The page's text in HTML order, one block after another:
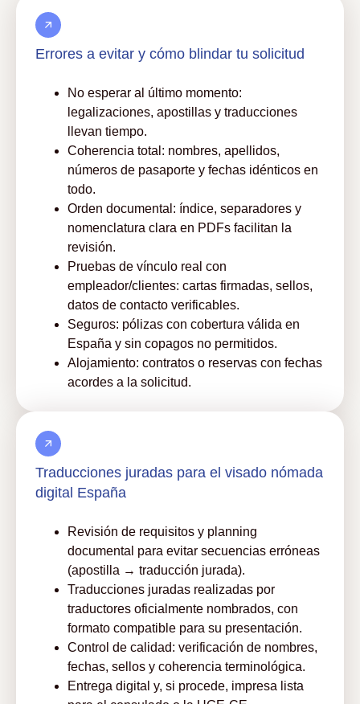
Errores a evitar y cómo blindar tu solicitud
No esperar al último momento:
legalizaciones, apostillas y traducciones
llevan tiempo.
Coherencia total: nombres, apellidos,
números de pasaporte y fechas idénticos en
todo.
Orden documental: índice, separadores y
nomenclatura clara en PDFs facilitan la
revisión.
Pruebas de vínculo real con
empleador/clientes: cartas firmadas, sellos,
datos de contacto verificables.
Seguros: pólizas con cobertura válida en
España y sin copagos no permitidos.
Alojamiento: contratos o reservas con fechas
acordes a la solicitud.
Traducciones juradas para el visado nómada
digital España
Revisión de requisitos y planning
documental para evitar secuencias erróneas
(apostilla → traducción jurada).
Traducciones juradas realizadas por
traductores oficialmente nombrados, con
formato compatible para su presentación.
Control de calidad: verificación de nombres,
fechas, sellos y coherencia terminológica.
Entrega digital y, si procede, impresa lista